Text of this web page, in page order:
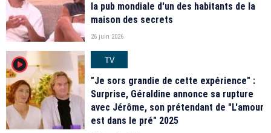
la pub mondiale d'un des habitants de la
maison des secrets
26 juin 2026
player2
TV
"Je sors grandie de cette expérience" :
Surprise, Géraldine annonce sa rupture
avec Jérôme, son prétendant de "L'amour
est dans le pré" 2025